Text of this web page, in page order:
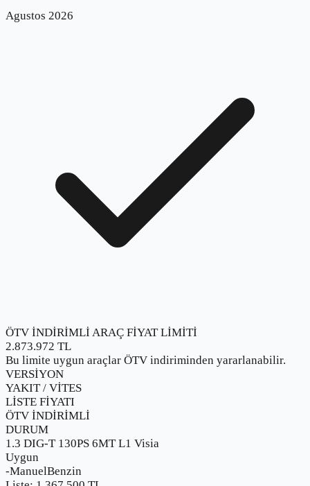
Agustos 2026
ÖTV İNDİRİMLİ ARAÇ FİYAT LİMİTİ
2.873.972 TL
Bu limite uygun araçlar ÖTV indiriminden yararlanabilir.
VERSİYON
YAKIT / VİTES
LİSTE FİYATI
ÖTV İNDİRİMLİ
DURUM
1.3 DIG-T 130PS 6MT L1 Visia
Uygun
-ManuelBenzin